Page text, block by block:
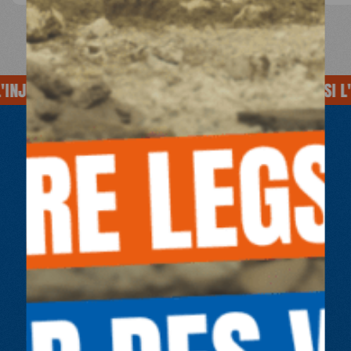
SOIGNE AUSSI L'INJUSTICE SOIGNE AUSSI
AGIR OU DONNER
POUR UNE SANTÉ
SANSENTRAVE